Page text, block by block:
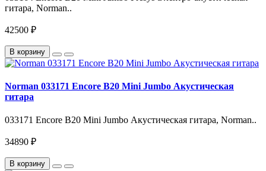
гитара, Norman..
42500 ₽
В корзину
Norman 033171 Encore B20 Mini Jumbo Акустическая
гитара
033171 Encore B20 Mini Jumbo Акустическая гитара, Norman..
34890 ₽
В корзину